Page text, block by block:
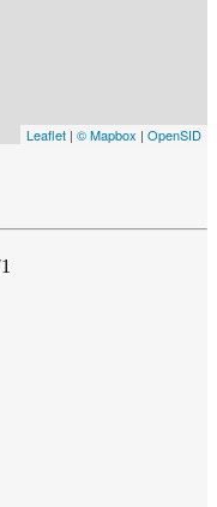
Leaflet | © Mapbox | OpenSID